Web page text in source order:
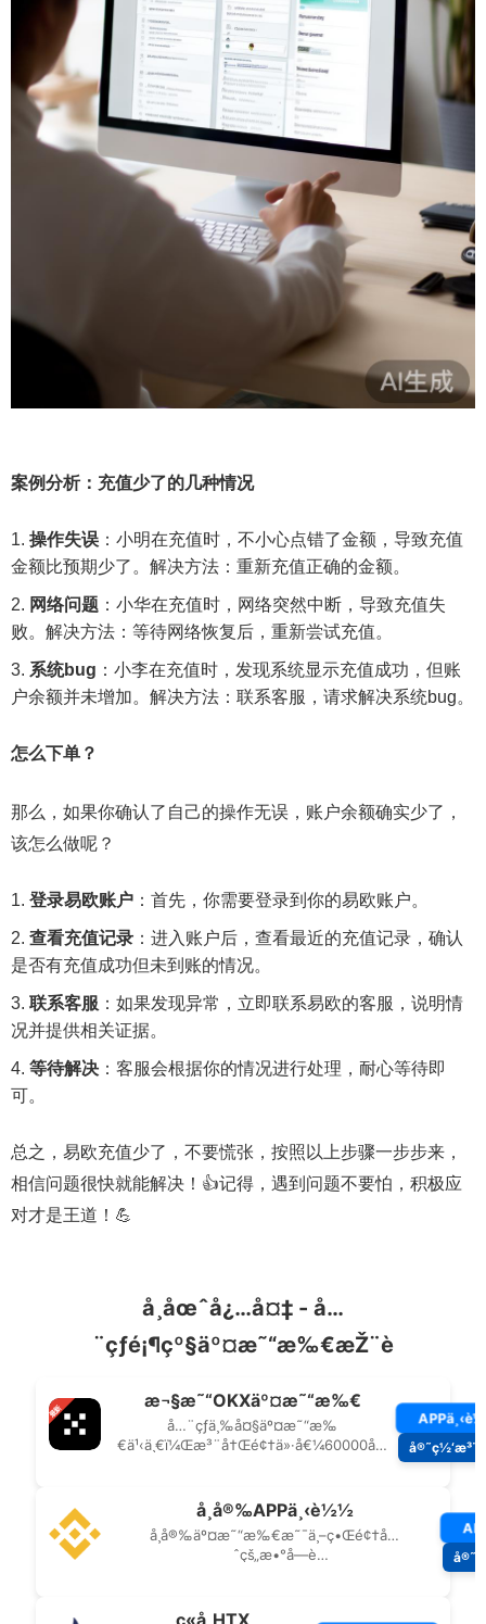
案例分析：充值少了的几种情况
操作失误 ：小明在充值时，不小心点错了金额，导致充值
金额比预期少了。解决方法：重新充值正确的金额。
网络问题 ：小华在充值时，网络突然中断，导致充值失
败。解决方法：等待网络恢复后，重新尝试充值。
系统bug ：小李在充值时，发现系统显示充值成功，但账
户余额并未增加。解决方法：联系客服，请求解决系统bug。
怎么下单？
那么，如果你确认了自己的操作无误，账户余额确实少了，
该怎么做呢？
登录易欧账户 ：首先，你需要登录到你的易欧账户。
查看充值记录 ：进入账户后，查看最近的充值记录，确认
是否有充值成功但未到账的情况。
联系客服 ：如果发现异常，立即联系易欧的客服，说明情
况并提供相关证据。
等待解决 ：客服会根据你的情况进行处理，耐心等待即
可。
总之，易欧充值少了，不要慌张，按照以上步骤一步步来，
相信问题很快就能解决！👍记得，遇到问题不要怕，积极应
对才是王道！💪